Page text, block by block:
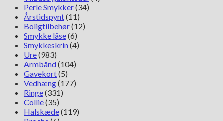
Perle Smykker(34)
Årstidspynt(11)
Boligtilbehør(12)
Smykke låse(6)
Smykkeskrin(4)
Ure(983)
Armbånd(104)
Gavekort(5)
Vedhæng(177)
Ringe(331)
Collie(35)
Halskæde(119)